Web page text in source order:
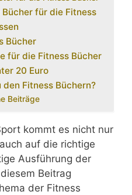
für die Fitness
Bücher
für die Fitness Bücher
20 Euro
den Fitness Büchern?
Beiträge
kommt es nicht nur
auf die richtige
Ausführung der
Beitrag
der Fitness